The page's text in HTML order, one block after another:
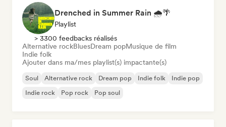
Drenched in Summer Rain 🌧️🌴
Playlist
> 3300 feedbacks réalisés
Alternative rockBluesDream popMusique de film
Indie folk
Ajouter dans ma/mes playlist(s) impactante(s)
Soul Alternative rock Dream pop Indie folk
Indie pop
Indie rock
Pop rock Pop soul